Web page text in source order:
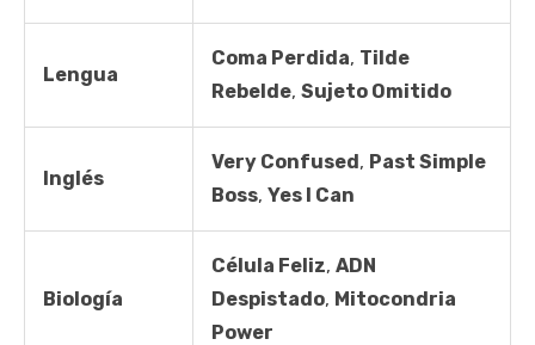
Lengua
Coma Perdida, Tilde
Rebelde, Sujeto Omitido
Inglés
Very Confused, Past Simple
Boss, Yes I Can
Biología
Célula Feliz, ADN
Despistado, Mitocondria
Power